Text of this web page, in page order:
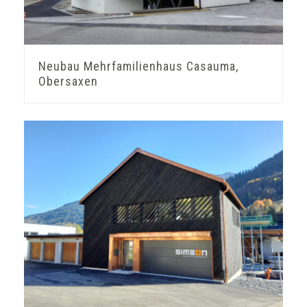
Neubau Mehrfamilienhaus Casauma,
Obersaxen